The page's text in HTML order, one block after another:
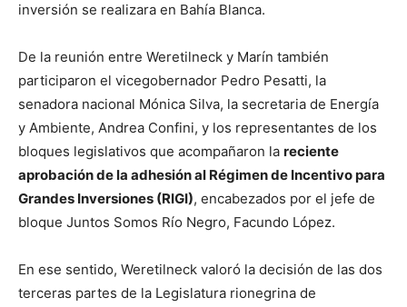
inversión se realizara en Bahía Blanca.
De la reunión entre Weretilneck y Marín también
participaron el vicegobernador Pedro Pesatti, la
senadora nacional Mónica Silva, la secretaria de Energía
y Ambiente, Andrea Confini, y los representantes de los
bloques legislativos que acompañaron la reciente
aprobación de la adhesión al Régimen de Incentivo para
Grandes Inversiones (RIGI), encabezados por el jefe de
bloque Juntos Somos Río Negro, Facundo López.
En ese sentido, Weretilneck valoró la decisión de las dos
terceras partes de la Legislatura rionegrina de